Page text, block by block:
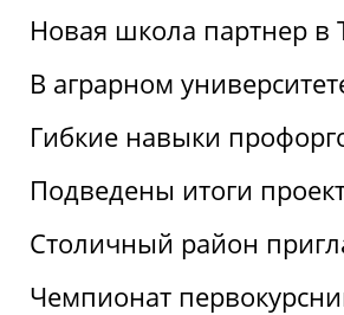
Новая школа партнер
В аграрном
Гибкие навыки
Подведены итоги
Столичный район
Чемпионат